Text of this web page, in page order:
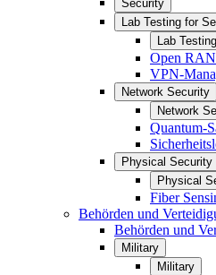
Security
Lab Testing for
Lab
Open
VPN-
Network Security
Network
Quantum-
Physical Security
Physical
Fiber
Behörden und
Behörden und
Military
Military